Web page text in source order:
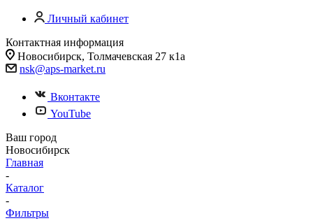
Личный кабинет
Контактная информация
Новосибирск, Толмачевская 27 к1а
nsk@aps-market.ru
Вконтакте
YouTube
Ваш город
Новосибирск
Главная
-
Каталог
-
Фильтры